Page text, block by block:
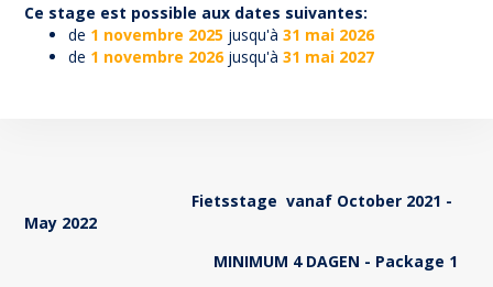
Ce stage est possible aux dates suivantes:
de 1 novembre 2025 jusqu'à31 mai 2026
de 1 novembre 2026 jusqu'à31 mai 2027
Fietsstage vanaf October 2021 -
May 2022
MINIMUM 4 DAGEN - Package 1